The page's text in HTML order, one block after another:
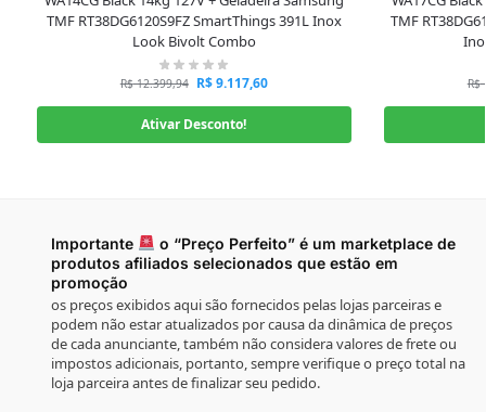
TMF RT38DG6120S9FZ SmartThings 391L Inox
Look Bivolt Combo
R$12.399,94 R$9.117,60
Ativar Desconto!
TMF
R$
Importante
o “Preço Perfeito” é um marketplace de
produtos afiliados selecionados que estão em
promoção
os preços exibidos aqui são fornecidos pelas lojas parceiras e
podem não estar atualizados por causa da dinâmica de preços
de cada anunciante, também não considera valores de frete ou
impostos adicionais, portanto, sempre verifique o preço total na
loja parceira antes de finalizar seu pedido.